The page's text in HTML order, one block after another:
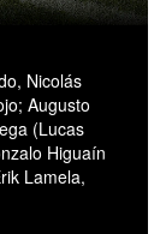
Nicolás
Augusto
(Lucas
Higuaín
Lamela,